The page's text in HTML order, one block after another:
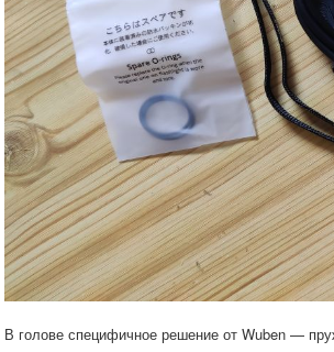
В голове специфичное решение от Wuben —